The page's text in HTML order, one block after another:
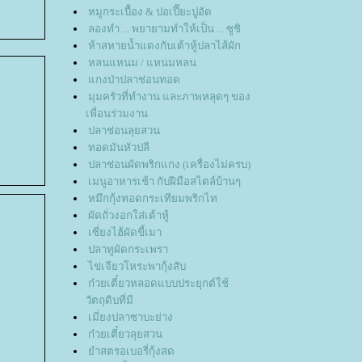
หมูกระเบื้อง & ปอเปี๊ยะปูอัด
ลองทำ ... พยายามทำให้เป็น ... ซูชิ
ห้าสหายน้ำแดงกับเต้าหู้ปลาไส้ผัก
หลนแหนม / แหนมหลน
กงป่าปลาช่อนทอด
มุมครัวที่ทำงาน และภาพหลุดๆ ของ
เพื่อนร่วมงาน
ปลาช่อนลุยสวน
ทอดมันหัวปลี
ปลาช่อนผัดพริกแกง (เครื่องไม่ครบ)
เมนูอาหารเช้า กับฝีมือสไตล์บ้านๆ
หมึกกุ้งทอดกระเทียมพริกไท
ผัดถั่วงอกใส่เต้าหู้
เซี่ยงไฮ้ผัดขี้เมา
ปลาทูผัดกระเพรา
ไข่เจียวโหระพากุ้งสับ
ก๋วยเตี๋ยวหลอดแบบประยุกต์ใช้
วัตถุดิบที่มี
เมี่ยงปลาซาบะย่าง
ก๋วยเตี๋ยวลุยสวน
ำสตรอเบอรี่กุ้งสด